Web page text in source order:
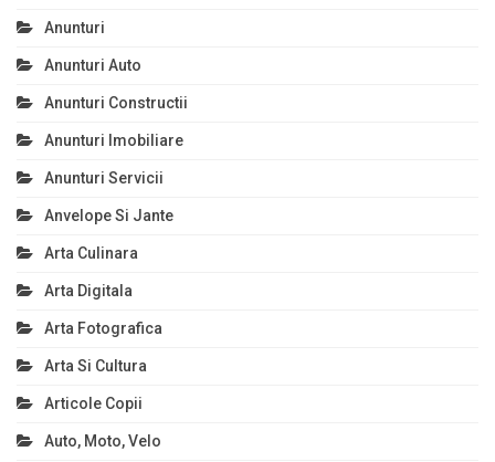
Anunturi
Anunturi Auto
Anunturi Constructii
Anunturi Imobiliare
Anunturi Servicii
Anvelope Si Jante
Arta Culinara
Arta Digitala
Arta Fotografica
Arta Si Cultura
Articole Copii
Auto, Moto, Velo